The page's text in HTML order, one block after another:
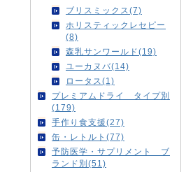
ブリスミックス(7)
ホリスティックレセピー
(8)
森乳サンワールド(19)
ユーカヌバ(14)
ロータス(1)
プレミアムドライ タイプ別
(179)
手作り食支援(27)
缶・レトルト(77)
予防医学・サプリメント ブ
ランド別(51)